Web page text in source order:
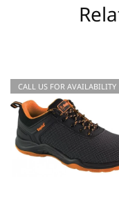
CALL US FOR AVAILABILITY